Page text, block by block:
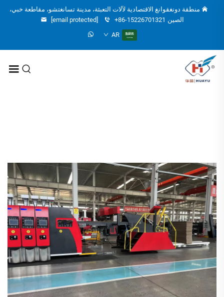
منطقة دونغقوانغ الاقتصادية لآلات التعبئة، مدينة تسانغتشو، مقاطعة خبي،
الصين +86-15226701321
[email protected]
AR